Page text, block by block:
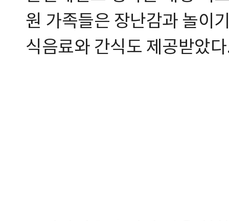
원 가족들은 장난감과 놀이
식음료와 간식도 제공받았